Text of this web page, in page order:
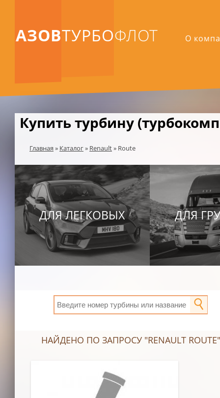
АЗОВТУРБОФЛОТ О
Купить турбину
Главная » Каталог» Renault» Route
ДЛЯ ЛЕГКОВЫХ ДЛЯ
НАЙДЕНО ПО ЗАПРОСУ "RENAULT